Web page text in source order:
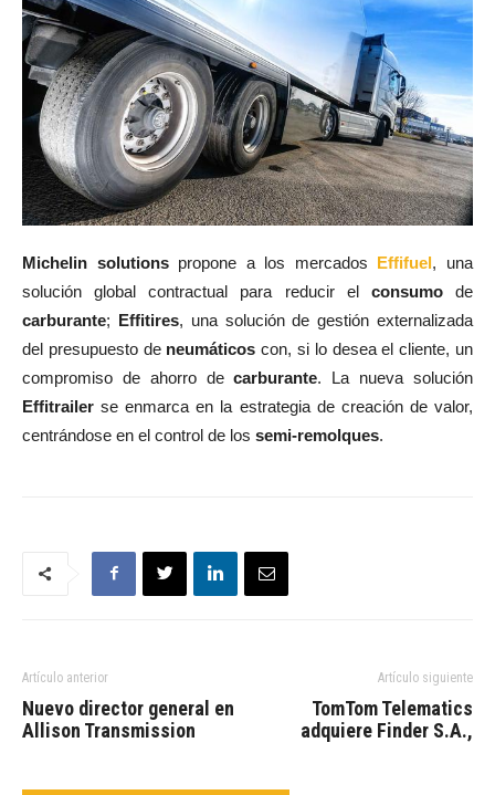
Michelin solutionspropone a los mercados Effifuel, una
solución global contractual para reducir el consumode
carburante; Effitires, una solución de gestión externalizada
del presupuesto de neumáticos con, si lo desea el cliente, un
compromiso de ahorro decarburante. La nueva solución
Effitrailerse enmarca en la estrategia de creación de valor,
centrándose en el control de los semi-remolques.
Artículo anterior
Nuevo director general en
Allison Transmission
Artículo siguiente
TomTom Telematics
adquiere Finder S.A.,